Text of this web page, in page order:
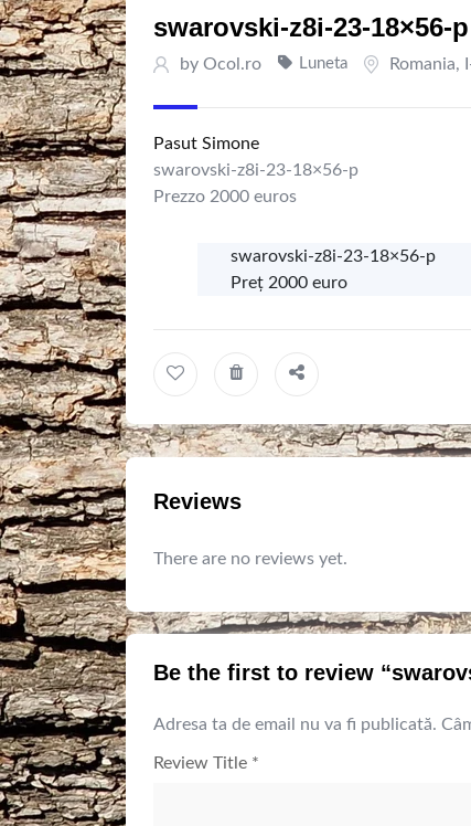
swarovski-z8i-23-18×56-p
by Ocol.ro Luneta Romania,
Pasut Simone
swarovski-z8i-23-18×56-p
Prezzo 2000 euros
swarovski-z8i-23-18×56-p
Preț 2000 euro
Reviews
There are no reviews yet.
Be the first to review
Adresa ta de email nu va fi publicată.
Review Title *